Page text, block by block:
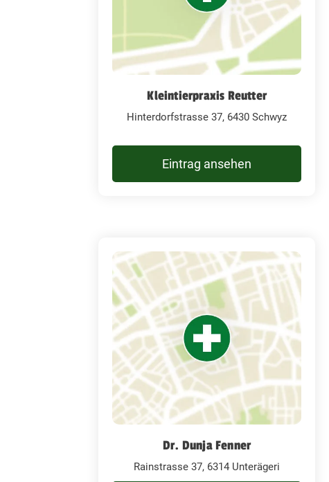
Kleintierpraxis Reutter
Hinterdorfstrasse 37, 6430 Schwyz
Eintrag ansehen
Dr. Dunja Fenner
Rainstrasse 37, 6314 Unterägeri